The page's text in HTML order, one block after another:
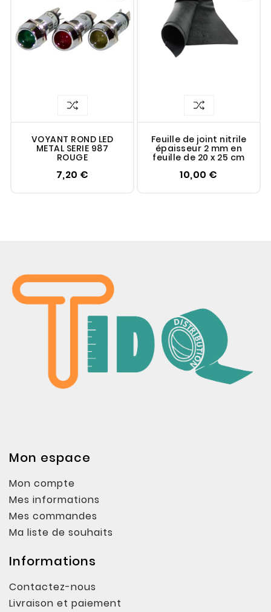
VOYANT ROND LED
METAL SERIE 987
ROUGE
7,20 €
Feuille de joint nitrile
épaisseur 2 mm en
feuille de 20 x 25 cm
10,00 €
Mon espace
Mon compte
Mes informations
Mes commandes
Ma liste de souhaits
Informations
Contactez-nous
Livraison et paiement